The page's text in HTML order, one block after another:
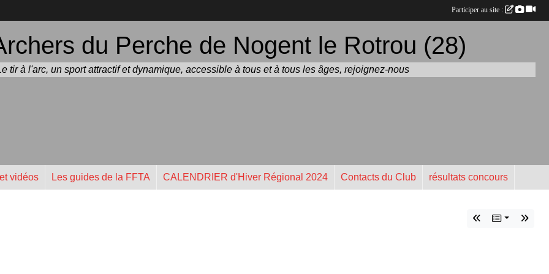
du Perche de Nogent le Rotrou (28)
tir à l'arc, un sport attractif et dynamique, accessible à tous et à tous les âges, rejoignez-nous
vidéos Les guides de la FFTA CALENDRIER d'Hiver Régional 2024 Contacts du Club résultats concours
Participer au site :